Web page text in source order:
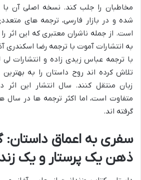
شده و در بازار فارسی، ترجمه های
است. از جمله ناشران معتبری که این اثر
به انتشارات آموت با ترجمه رضا اسکندری
با ترجمه عباس زیدی زاده و انتشارات لی
تلاش کرده اند روح داستان را به
زبان منتقل کنند. سال انتشار این اثر
متفاوت است، اما اکثر ترجمه ها در سال
گرفته اند.
سفری به اعماق داستان:
ذهن یک پرستار و یک